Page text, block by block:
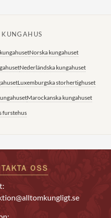
Norska kungahuset
Nederländska kungahuset
Luxemburgska storhertighuset
Marockanska kungahuset
furstehus
OSS